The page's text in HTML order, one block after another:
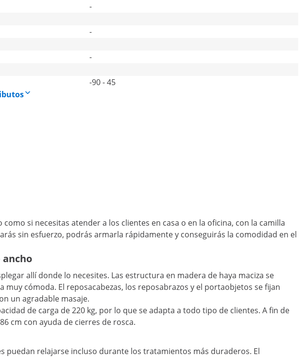
-
-
-
-90 - 45
si necesitas atender a los clientes en casa o en la oficina, con la camilla
sin esfuerzo, podrás armarla rápidamente y conseguirás la comodidad en el
ancho
allí donde lo necesites. Las estructura en madera de haya maciza se
cómoda. El reposacabezas, los reposabrazos y el portaobjetos se fijan
un agradable masaje.
de carga de 220 kg, por lo que se adapta a todo tipo de clientes. A fin de
cm con ayuda de cierres de rosca.
puedan relajarse incluso durante los tratamientos más duraderos. El